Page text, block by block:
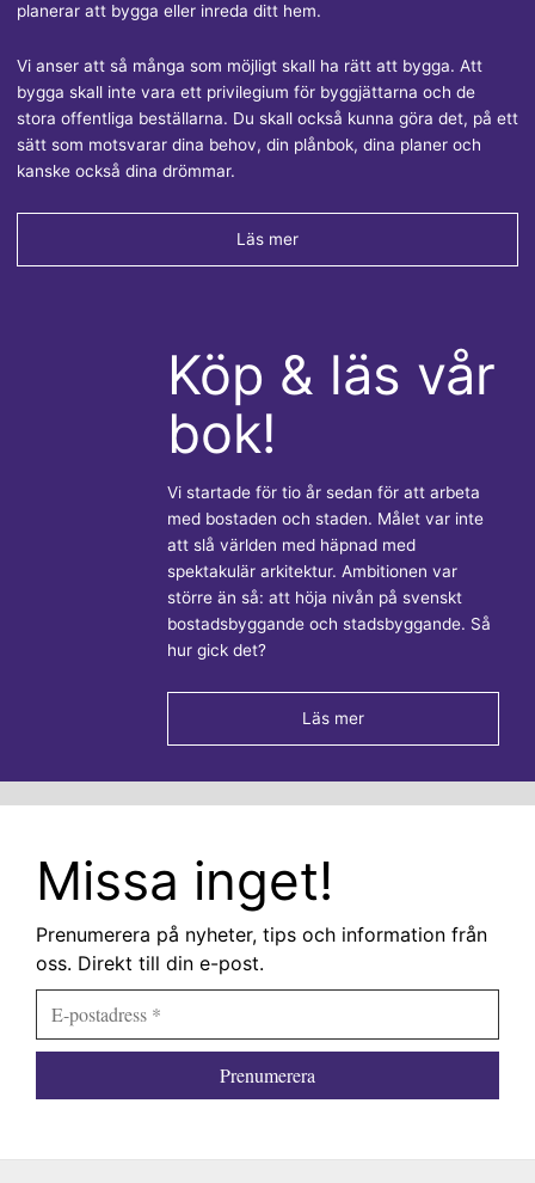
Missa inget!
Prenumerera på nyheter, tips och information från
oss. Direkt till din e-post.
planerar att bygga eller inreda ditt hem.
Vi anser att så många som möjligt skall ha rätt att bygga. Att
bygga skall inte vara ett privilegium för byggjättarna och de
stora offentliga beställarna. Du skall också kunna göra det, på ett
sätt som motsvarar dina behov, din plånbok, dina planer och
kanske också dina drömmar.
Läs mer
Köp & läs vår
bok!
Vi startade för tio år sedan för att arbeta
med bostaden och staden. Målet var inte
att slå världen med häpnad med
spektakulär arkitektur. Ambitionen var
större än så: att höja nivån på svenskt
bostadsbyggande och stadsbyggande. Så
hur gick det?
Läs mer